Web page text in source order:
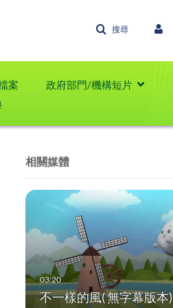
搜尋
案 政府部門/機構短片
相關媒體
不一樣的風( 無字幕版本)